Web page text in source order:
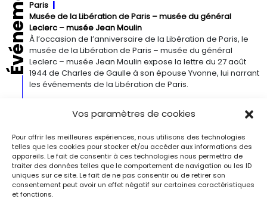
Vos paramètres de cookies
Pour offrir les meilleures expériences, nous utilisons des technologies
telles que les cookies pour stocker et/ou accéder aux informations des
appareils. Le fait de consentir à ces technologies nous permettra de
traiter des données telles que le comportement de navigation ou les ID
uniques sur ce site. Le fait de ne pas consentir ou de retirer son
consentement peut avoir un effet négatif sur certaines caractéristiques
et fonctions.
Paris
Musée de la Libération de Paris – musée du général
Leclerc – musée Jean Moulin
À l’occasion de l’anniversaire de la Libération de Paris, le
musée de la Libération de Paris – musée du général
Leclerc – musée Jean Moulin expose la lettre du 27 août
1944 de Charles de Gaulle à son épouse Yvonne, lui narrant
les événements de la Libération de Paris.
Du 13.09.2026 au 03.01.2027
Georgia O’Keeffe. Architecture
Detroit
Detroit Institute of Arts
« Georgia O’Keeffe. Architecture » est une exposition
novatrice qui présente environ 35 peintures architecturales
réalisées entre les années 1920 et 1960. Pionnière de l’art
moderne, O’Keeffe a célébré la beauté et la complexité
des environnements bâtis qu’elle a habités à travers ces